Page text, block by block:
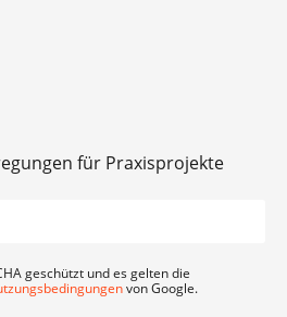
für Praxisprojekte
geschützt und es gelten die
von Google.